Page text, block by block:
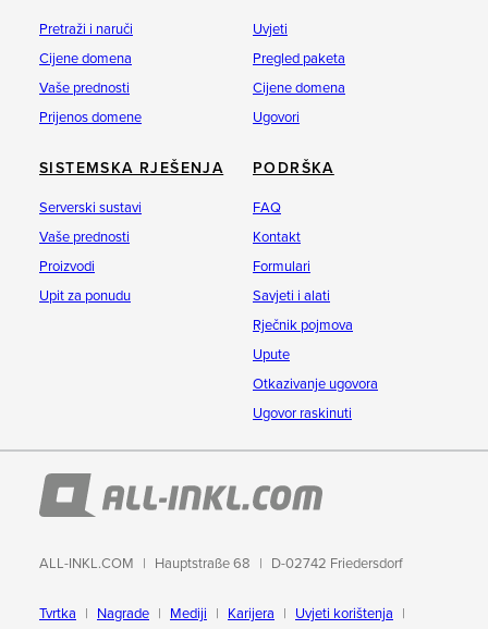
Pretraži i naruči
Cijene domena
Vaše prednosti
Prijenos domene
Uvjeti
Pregled paketa
Cijene domena
Ugovori
SISTEMSKA RJEŠENJA
Serverski sustavi
Vaše prednosti
Proizvodi
Upit za ponudu
PODRŠKA
FAQ
Kontakt
Formulari
Savjeti i alati
Rječnik pojmova
Upute
Otkazivanje ugovora
Ugovor raskinuti
ALL-INKL.COM Hauptstraße 68 D-02742 Friedersdorf
Tvrtka Nagrade Mediji Karijera Uvjeti korištenja